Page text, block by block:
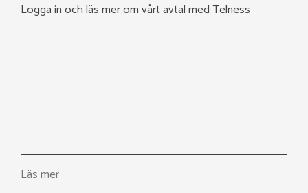
Logga in och läs mer om vårt avtal med Telness
Läs mer